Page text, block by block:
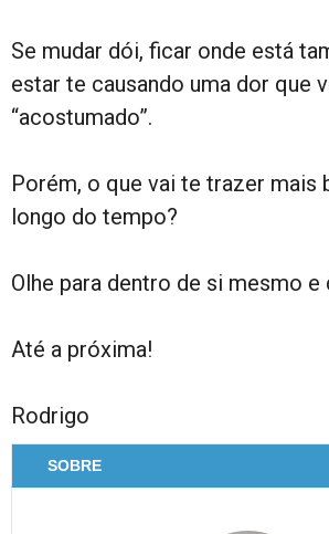
Se mudar dói, ficar onde está
estar te causando uma dor que
“acostumado”.
Porém, o que vai te trazer mais
longo do tempo?
Olhe para dentro de si mesmo e
Até a próxima!
Rodrigo
SOBRE